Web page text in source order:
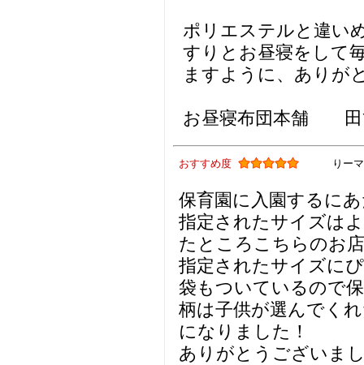
ポリエステルと違い
すりとお昼寝をして
ますように、ありが
お昼寝布団本舗 田
おすすめ度 りー
保育園に入園するに
指定されたサイズは
たところこちらのお
指定されたサイズに
袋もついているので
柄は子供が選んでく
になりました！
ありがとうございま